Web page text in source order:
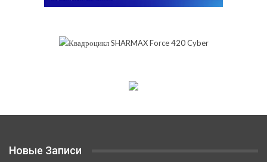
Новые Записи